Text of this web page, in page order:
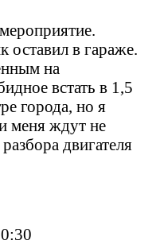
в гараже.
на
встать в 1,5
города, но я
меня ждут не
двигателя